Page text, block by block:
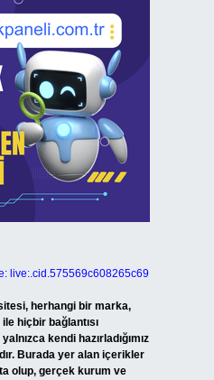
live:.cid.575569c608265c69
herhangi bir marka,
hiçbir bağlantısı
kendi hazırladığımız
Burada yer alan içerikler
olup, gerçek kurum ve